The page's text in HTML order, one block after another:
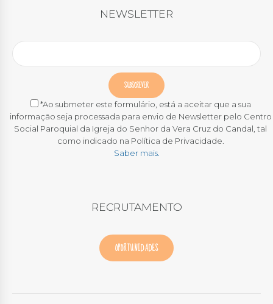
NEWSLETTER
*Ao submeter este formulário, está a aceitar que a sua
informação seja processada para envio de Newsletter pelo Centro
Social Paroquial da Igreja do Senhor da Vera Cruz do Candal, tal
como indicado na Política de Privacidade.
Saber mais.
RECRUTAMENTO
OPORTUNIDADES